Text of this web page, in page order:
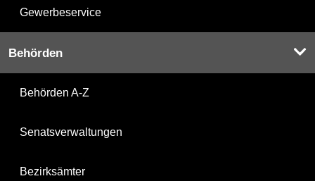
Gewerbeservice
Behörden
Behörden A-Z
Senatsverwaltungen
Bezirksämter